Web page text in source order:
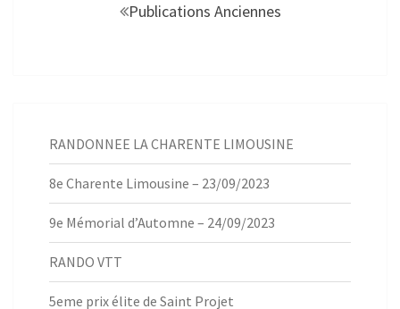
Publications Anciennes
RANDONNEE LA CHARENTE LIMOUSINE
8e Charente Limousine – 23/09/2023
9e Mémorial d’Automne – 24/09/2023
RANDO VTT
5eme prix élite de Saint Projet